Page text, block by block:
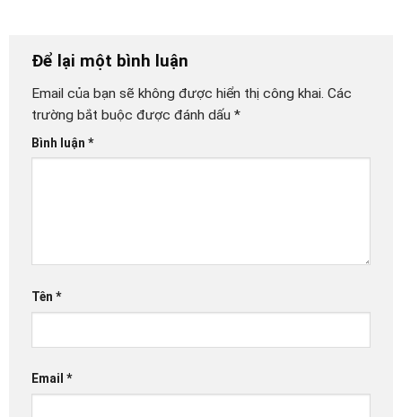
Để lại một bình luận
Email của bạn sẽ không được hiển thị công khai. Các
trường bắt buộc được đánh dấu *
Bình luận *
Tên *
Email *